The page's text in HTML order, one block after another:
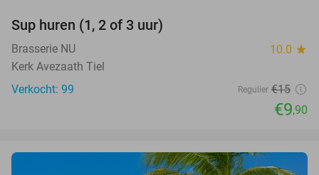
Sup huren (1, 2 of 3 uur)
Brasserie NU 10.0 star
Kerk Avezaath Tiel
Verkocht: 99
Regulier €15
€9,90